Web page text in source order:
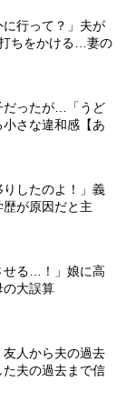
に行って？」夫が
ちをかける…妻の
だったが…「うど
さな違和感【あ
りしたのよ！」義
が原因だと主
せる…！」娘に高
の大誤算
友人から夫の過去
夫の過去まで信